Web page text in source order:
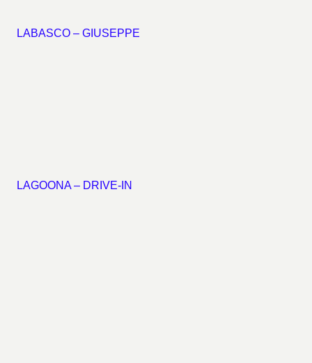
LABASCO – GIUSEPPE
LAGOONA – DRIVE-IN